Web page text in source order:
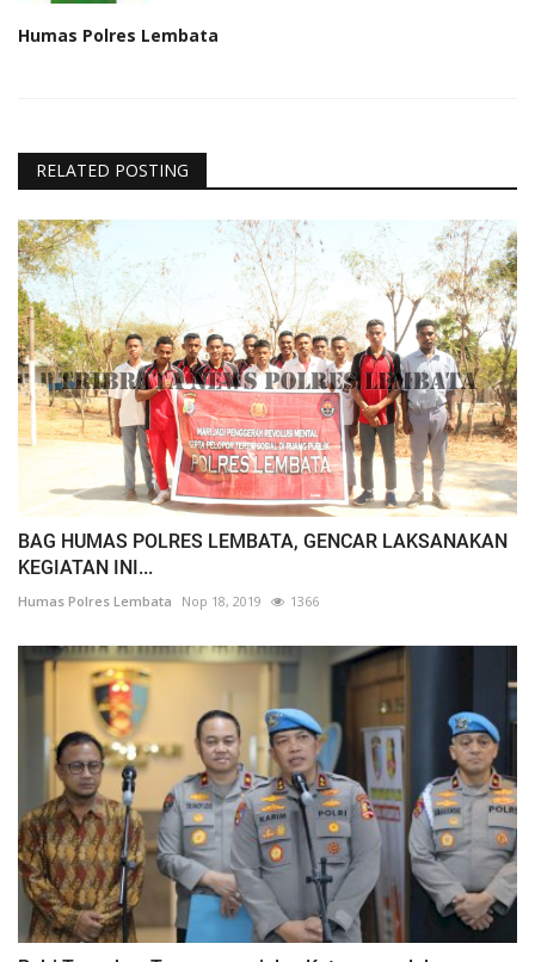
Humas Polres Lembata
RELATED POSTING
BAG HUMAS POLRES LEMBATA, GENCAR LAKSANAKAN
KEGIATAN INI...
Humas Polres Lembata Nop 18, 2019 1366